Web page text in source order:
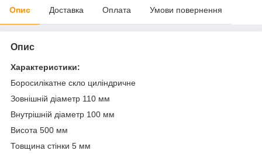
Опис Доставка Оплата Умови повернення
Опис
Характеристики:
Боросилікатне скло циліндричне
Зовнішній діаметр 110 мм
Внутрішній діаметр 100 мм
Висота 500 мм
Товщина стінки 5 мм